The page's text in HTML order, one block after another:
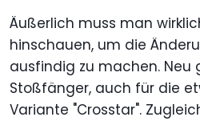
Äußerlich muss man
hinschauen, um die
ausfindig zu machen. Neu
Stoßfänger, auch für die
Variante "Crosstar".